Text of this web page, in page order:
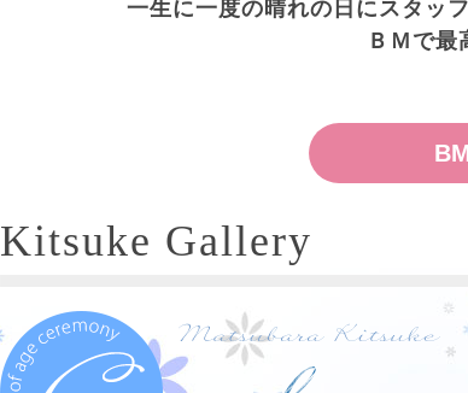
一生に一度の晴れの日にスタッ
ＢＭで
Kitsuke Gallery